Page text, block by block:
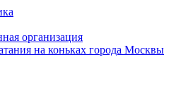
организация
на коньках города Москвы